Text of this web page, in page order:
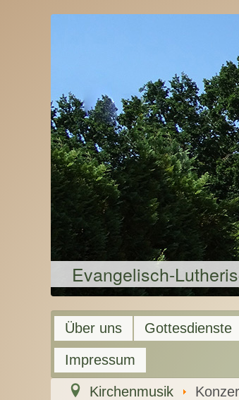
Evangelisch-
Über uns Gottesdienste
Impressum
Kirchenmusik